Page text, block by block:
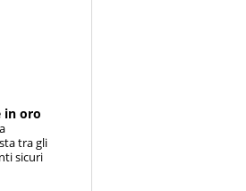
in oro
tra gli
sicuri